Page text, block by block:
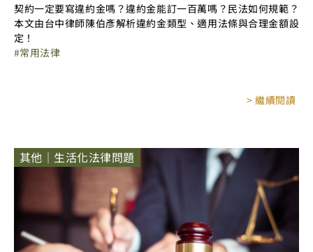
契約一定要寫違約金嗎？違約金能訂一百萬嗎？民法如何規範？
本文由台中律師陳伯彥解析違約金類型、適用法條與合理金額設
定！
常用法律
> 繼續閱讀
其他｜生活化法律問題